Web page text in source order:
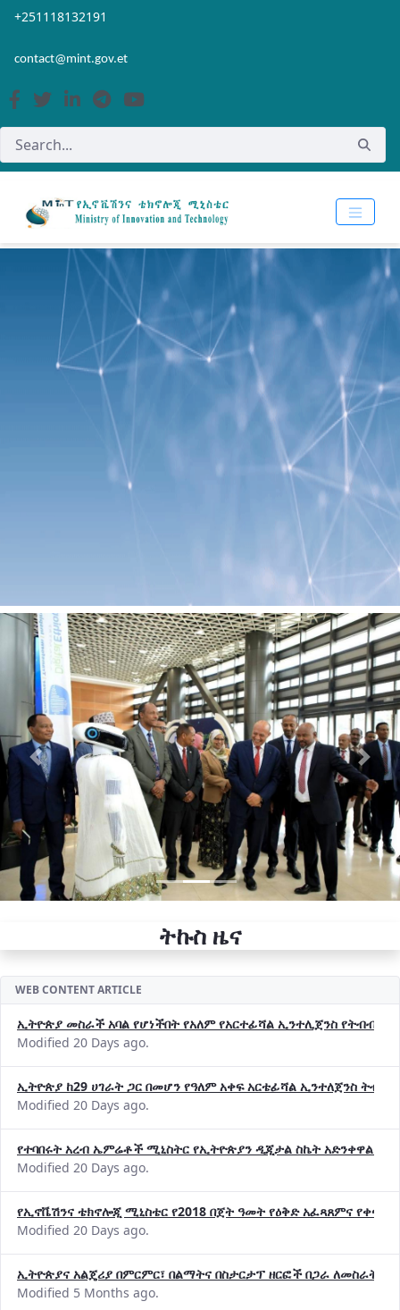
Skip to Main Content
Open Accessibility Menu
+251118132191
contact@mint.gov.et
Previous Next
ትኩስ ዜና
WEB CONTENT ARTICLE
ኢትዮጵያ መስራች አባል የሆነችበት የአለም የአርተፊሻል ኢንተሊጀንስ የትብብር
Modified 20 Days ago.
ኢትዮጵያ ከ29 ሀገራት ጋር በመሆን የዓለም አቀፍ አርቴፊሻል ኢንተለጀንስ
Modified 20 Days ago.
የተባበሩት አረብ ኤምሬቶች ሚኒስትር የኢትዮጵያን ዲጂታል ስኬት አድንቀዋል
Modified 20 Days ago.
የኢኖቬሽንና ቴክኖሎጂ ሚኒስቴር የ2018 በጀት ዓመት የዕቅድ አፈጻጸምና
Modified 20 Days ago.
ኢትዮጵያና አልጄሪያ በምርምር፣ በልማትና በስታርታፕ ዘርፎች በጋራ ለመስራት
Modified 5 Months ago.